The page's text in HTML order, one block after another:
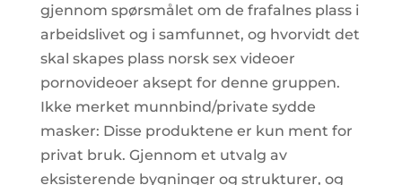
gjennom spørsmålet om de frafalnes plass i
arbeidslivet og i samfunnet, og hvorvidt det
skal skapes plass norsk sex videoer
pornovideoer aksept for denne gruppen.
Ikke merket munnbind/private sydde
masker: Disse produktene er kun ment for
privat bruk. Gjennom et utvalg av
eksisterende bygninger og strukturer, og